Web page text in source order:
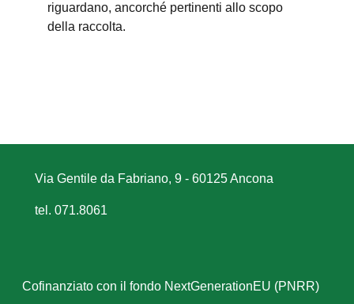
riguardano, ancorché pertinenti allo scopo
della raccolta.
Via Gentile da Fabriano, 9 - 60125 Ancona
tel. 071.8061
Cofinanziato con il fondo NextGenerationEU (PNRR)